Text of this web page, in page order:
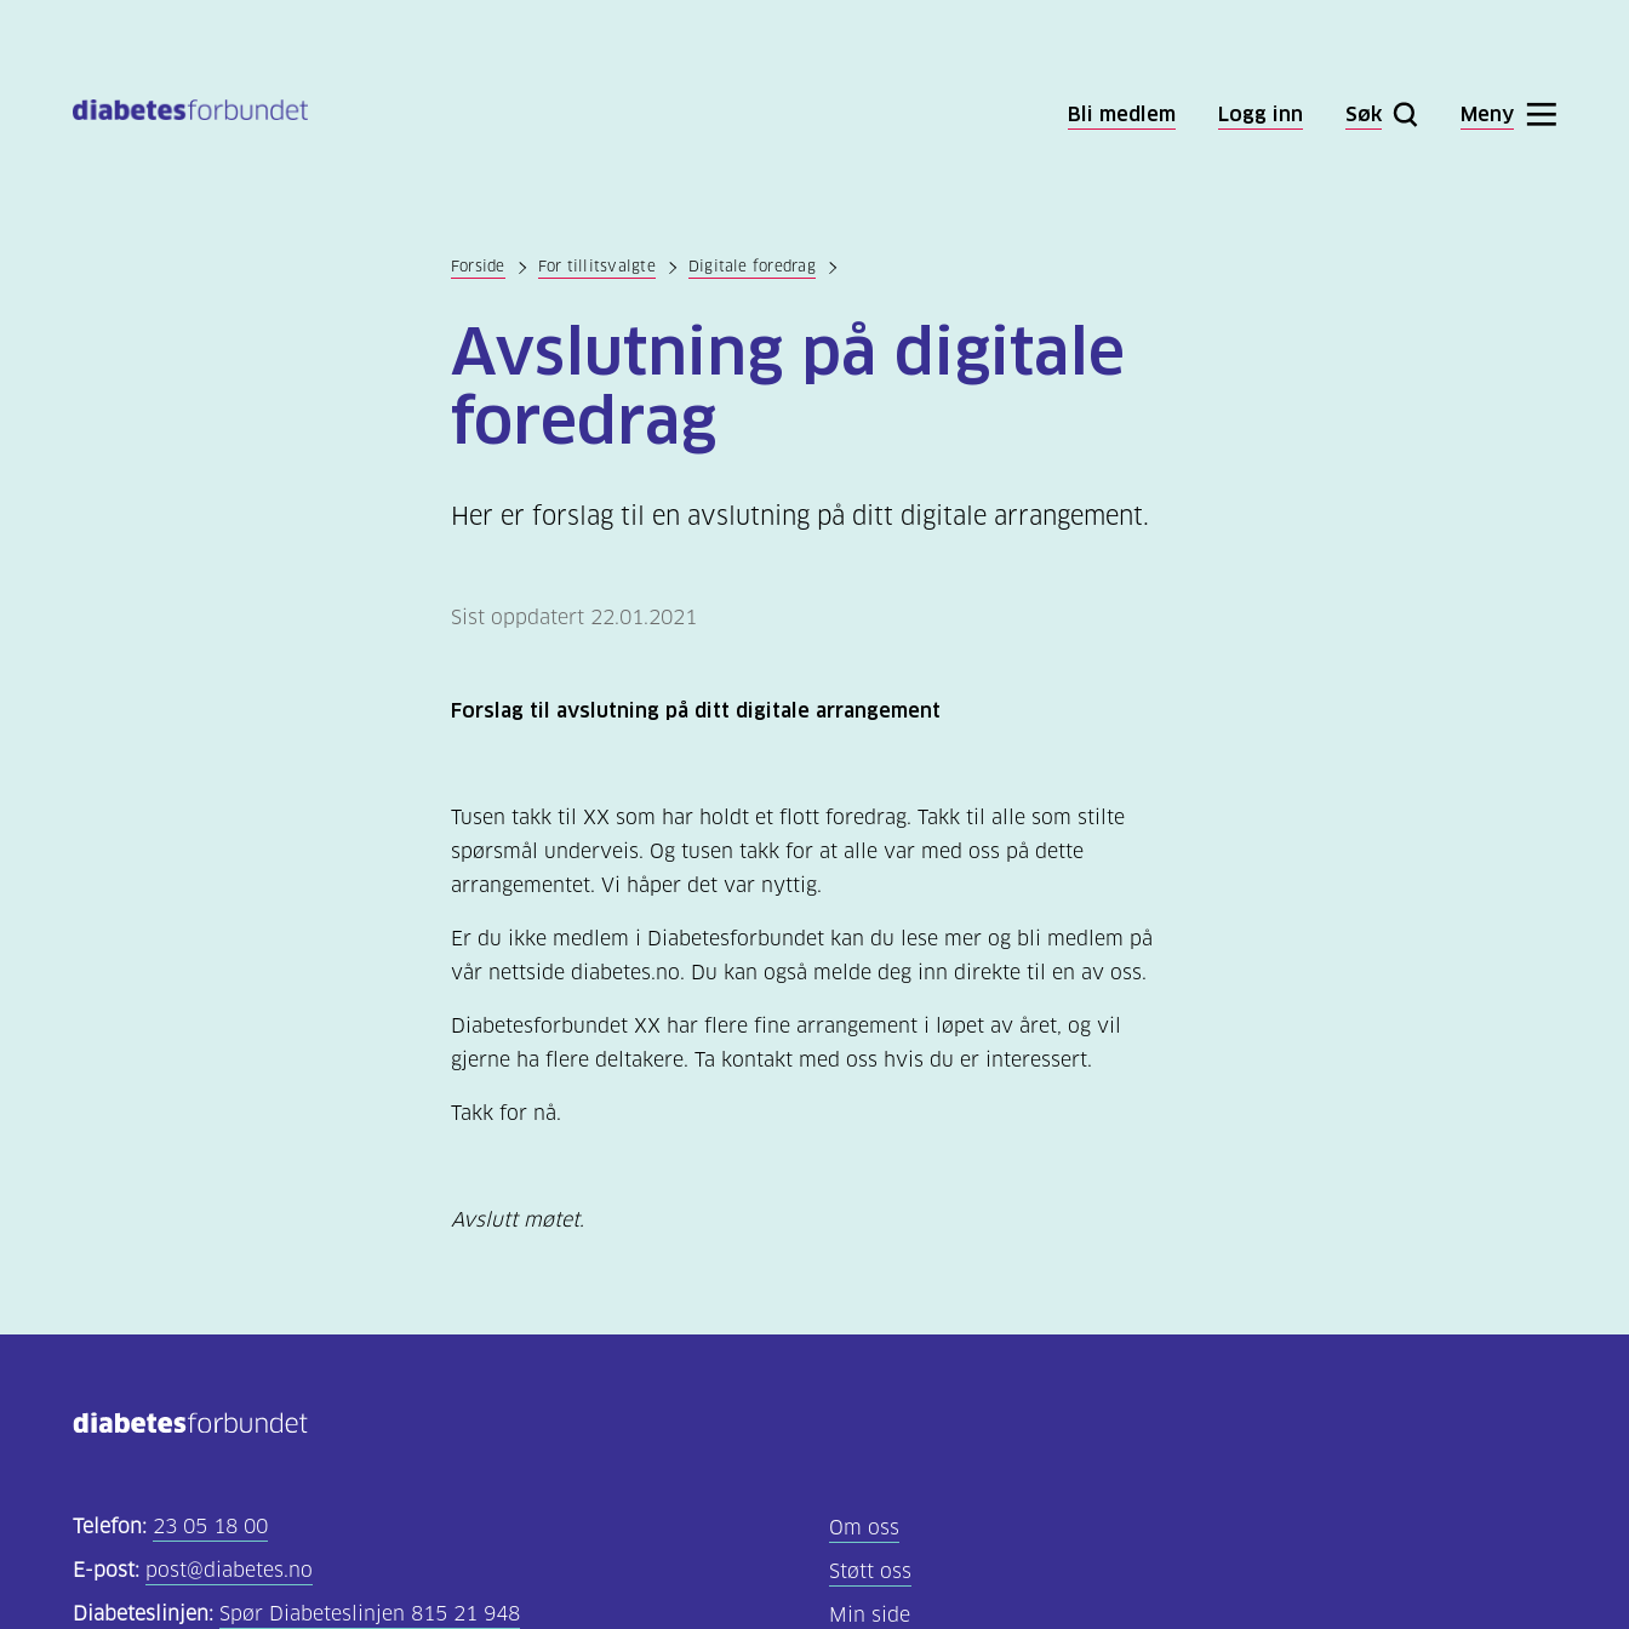
Bli medlem Logg inn Søk Meny
Forside For tillitsvalgte Digitale foredrag
Avslutning på digitale
foredrag
Her er forslag til en avslutning på ditt digitale arrangement.
Sist oppdatert 22.01.2021
Forslag til avslutning på ditt digitale arrangement
Tusen takk til XX som har holdt et flott foredrag. Takk til alle som stilte
spørsmål underveis. Og tusen takk for at alle var med oss på dette
arrangementet. Vi håper det var nyttig.
Er du ikke medlem i Diabetesforbundet kan du lese mer og bli medlem på
vår nettside diabetes.no. Du kan også melde deg inn direkte til en av oss.
Diabetesforbundet XX har flere fine arrangement i løpet av året, og vil
gjerne ha flere deltakere. Ta kontakt med oss hvis du er interessert.
Takk for nå.
Avslutt møtet.
Telefon: 23 05 18 00
E-post: post@diabetes.no
Diabeteslinjen: Spør Diabeteslinjen 815 21 948
Om oss
Støtt oss
Min side